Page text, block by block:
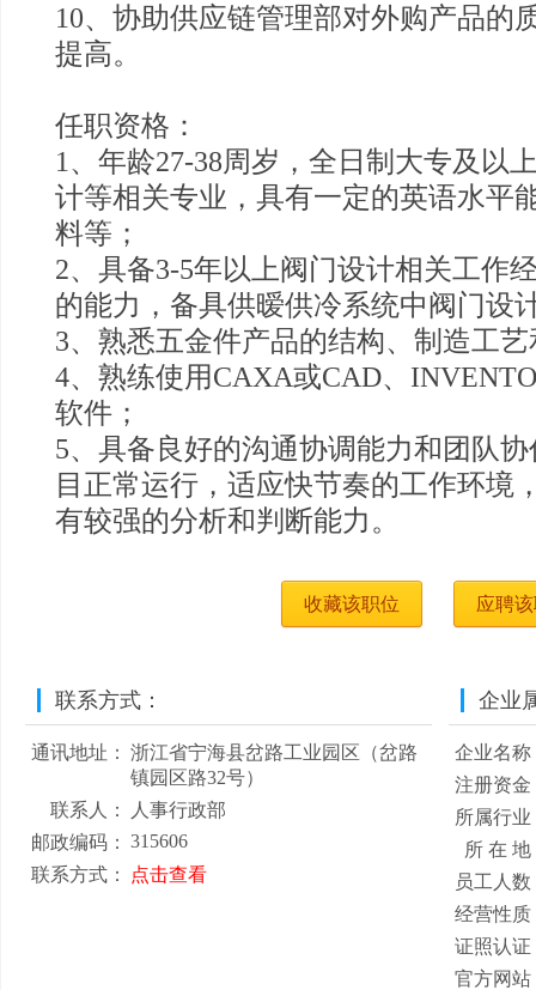
10、协助供应链管理部对外购产品的
提高。
任职资格：
1、年龄27-38周岁，全日制大专及以
计等相关专业，具有一定的英语水平
料等；
2、具备3-5年以上阀门设计相关工作
的能力，备具供暧供冷系统中阀门设
3、熟悉五金件产品的结构、制造工
4、熟练使用CAXA或CAD、
软件；
5、具备良好的沟通协调能力和团队
目正常运行，适应快节奏的工作环境
有较强的分析和判断能力。
收藏该职位 应聘
联系方式：
通讯地址：
浙江省宁海县岔路工业园区（岔路
镇园区路32号）
联系人：
人事行政部
邮政编码：
315606
联系方式：
点击查看
企业
企业名称
注册资金
所属行业
所 在 地
员工人数
经营性质
证照认证
官方网站